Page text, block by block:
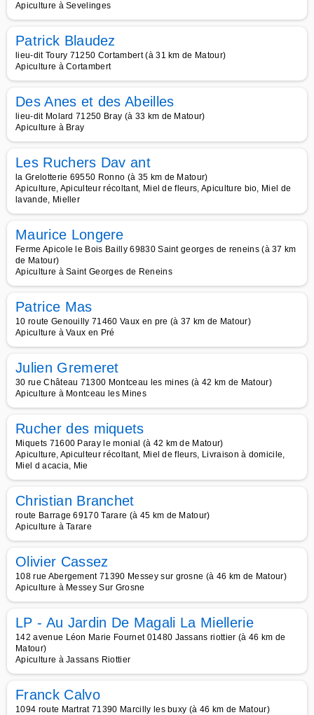
Apiculture à Sevelinges
Patrick Blaudez
lieu-dit Toury 71250 Cortambert (à 31 km de Matour)
Apiculture à Cortambert
Des Anes et des Abeilles
lieu-dit Molard 71250 Bray (à 33 km de Matour)
Apiculture à Bray
Les Ruchers Dav ant
la Grelotterie 69550 Ronno (à 35 km de Matour)
Apiculture, Apiculteur récoltant, Miel de fleurs, Apiculture bio, Miel de
lavande, Mieller
Maurice Longere
Ferme Apicole le Bois Bailly 69830 Saint georges de reneins (à 37 km
de Matour)
Apiculture à Saint Georges de Reneins
Patrice Mas
10 route Genouilly 71460 Vaux en pre (à 37 km de Matour)
Apiculture à Vaux en Pré
Julien Gremeret
30 rue Château 71300 Montceau les mines (à 42 km de Matour)
Apiculture à Montceau les Mines
Rucher des miquets
Miquets 71600 Paray le monial (à 42 km de Matour)
Apiculture, Apiculteur récoltant, Miel de fleurs, Livraison à domicile,
Miel d acacia, Mie
Christian Branchet
route Barrage 69170 Tarare (à 45 km de Matour)
Apiculture à Tarare
Olivier Cassez
108 rue Abergement 71390 Messey sur grosne (à 46 km de Matour)
Apiculture à Messey Sur Grosne
LP - Au Jardin De Magali La Miellerie
142 avenue Léon Marie Fournet 01480 Jassans riottier (à 46 km de
Matour)
Apiculture à Jassans Riottier
Franck Calvo
1094 route Martrat 71390 Marcilly les buxy (à 46 km de Matour)